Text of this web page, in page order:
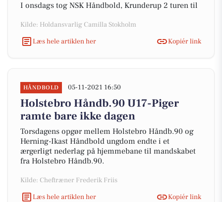
I onsdags tog NSK Håndbold, Krunderup 2 turen til
Kilde: Holdansvarlig Camilla Stokholm
Læs hele artiklen her
Kopiér link
HÅNDBOLD 05-11-2021 16:50
Holstebro Håndb.90 U17-Piger
ramte bare ikke dagen
Torsdagens opgør mellem Holstebro Håndb.90 og
Herning-Ikast Håndbold ungdom endte i et
ærgerligt nederlag på hjemmebane til mandskabet
fra Holstebro Håndb.90.
Kilde: Cheftræner Frederik Friis
Læs hele artiklen her
Kopiér link